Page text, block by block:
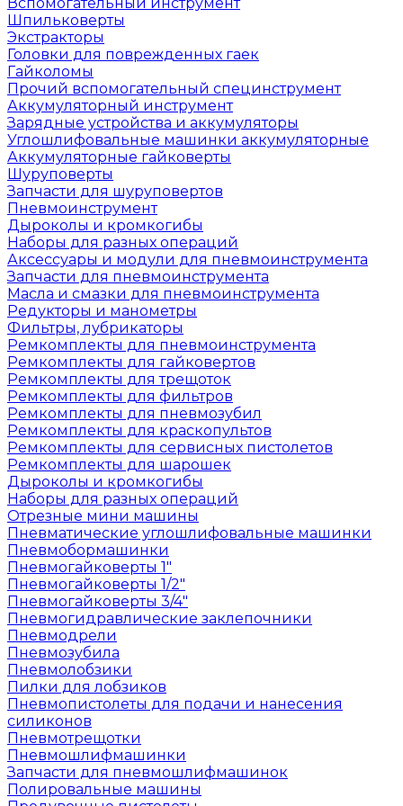
Шпильковерты
Экстракторы
Головки для поврежденных гаек
Гайколомы
Прочий вспомогательный специнструмент
Аккумуляторный инструмент
Зарядные устройства и аккумуляторы
Углошлифовальные машинки аккумуляторные
Аккумуляторные гайковерты
Шуруповерты
Запчасти для шуруповертов
Пневмоинструмент
Дыроколы и кромкогибы
Наборы для разных операций
Аксессуары и модули для пневмоинструмента
Запчасти для пневмоинструмента
Масла и смазки для пневмоинструмента
Редукторы и манометры
Фильтры, лубрикаторы
Ремкомплекты для пневмоинструмента
Ремкомплекты для гайковертов
Ремкомплекты для трещоток
Ремкомплекты для фильтров
Ремкомплекты для пневмозубил
Ремкомплекты для краскопультов
Ремкомплекты для сервисных пистолетов
Ремкомплекты для шарошек
Дыроколы и кромкогибы
Наборы для разных операций
Отрезные мини машины
Пневматические углошлифовальные машинки
Пневмобормашинки
Пневмогайковерты 1"
Пневмогайковерты 1/2"
Пневмогайковерты 3/4"
Пневмогидравлические заклепочники
Пневмодрели
Пневмозубила
Пневмолобзики
Пилки для лобзиков
Пневмопистолеты для подачи и нанесения
силиконов
Пневмотрещотки
Пневмошлифмашинки
Запчасти для пневмошлифмашинок
Полировальные машины